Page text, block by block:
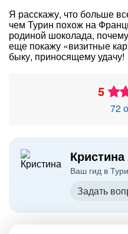
Я расскажу, что больше
чем Турин похож на
родиной шоколада,
еще покажу «визитные
быку, приносящему удачу!
5
72
Кристина
Ваш гид в
Задать